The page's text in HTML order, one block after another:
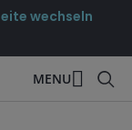
wechseln
MENU